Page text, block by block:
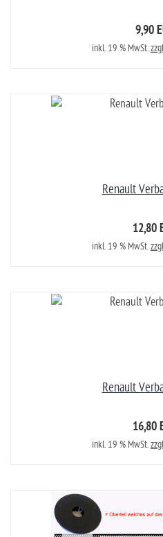
9,90
inkl. 19 % MwSt.
Renault
12,80
inkl. 19 % MwSt.
Renault
16,80
inkl. 19 % MwSt.